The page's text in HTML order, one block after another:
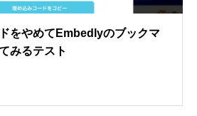
をやめてEmbedlyのブックマ
みるテスト